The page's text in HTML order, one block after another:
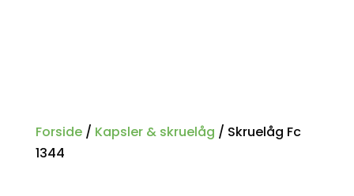
Forside/ Kapsler & skruelåg / Skruelåg Fc
1344